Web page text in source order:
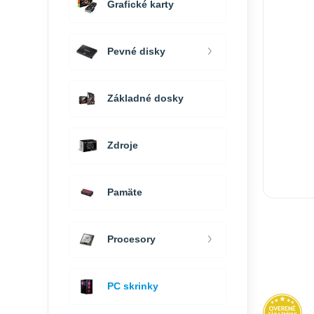
Grafické karty
Pevné disky
Základné dosky
Zdroje
Pamäte
Procesory
PC skrinky